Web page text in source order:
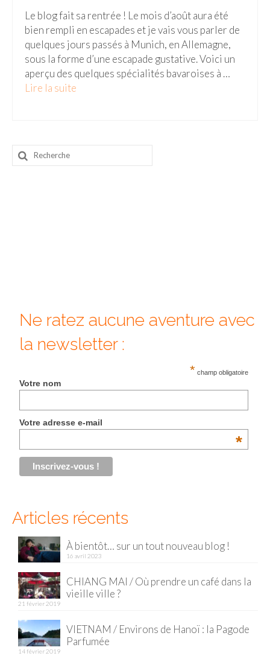
Pérou
Lac Titicaca
Machu Picchu
ASIE
Guilin & Yangshuo
Cameron Highlands
Penang
Singapour
Hanoi
Hué
Mu Cang Chai
Le blog fait sa rentrée ! Le mois d’août aura été
bien rempli en escapades et je vais vous parler de
quelques jours passés à Munich, en Allemagne,
sous la forme d’une escapade gustative. Voici un
aperçu des quelques spécialités bavaroises à …
Lire la suite­­
Rechercher
:
Ne ratez aucune aventure avec
la newsletter :
* champ obligatoire
Votre nom
Votre adresse e-mail
*
Articles récents
À bientôt… sur un tout nouveau blog !
16 avril 2023
CHIANG MAI / Où prendre un café dans la
vieille ville ?
21 février 2019
VIETNAM / Environs de Hanoï : la Pagode
Parfumée
14 février 2019